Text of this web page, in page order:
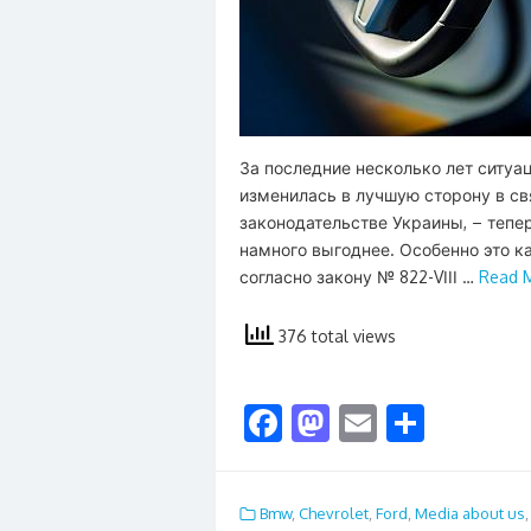
За последние несколько лет
изменилась в лучшую сторону в
законодательстве Украины, –
намного выгоднее. Особенно это
согласно закону № 822-VІІІ … Read
376 total views
F
e
M
to
E
ai ar
Bmw, Chevrolet, Ford, Media about us,